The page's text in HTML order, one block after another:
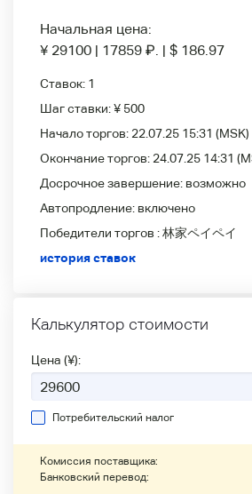
Начальная цена:
¥ 29100 | 17859 ₽. | $ 186.97
Ставок: 1
Шаг ставки:¥ 500
Начало торгов: 22.07.25 15:31 (MSK)
Окончание торгов: 24.07.25 14:31
Досрочное завершение: возможно
Автопродление: включено
Победители
торгов :林家ペイペイ
история ставок
Калькулятор стоимости
Цена (¥):
Потребительский налог
Комиссия поставщика:
Банковский перевод: